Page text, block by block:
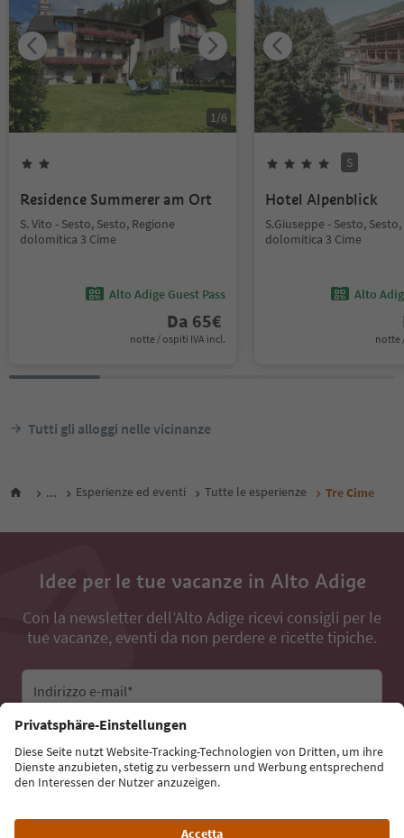
1/6
Residence Summerer am Ort
S. Vito - Sesto, Sesto, Regione
dolomitica 3 Cime
Alto Adige Guest Pass
Da 65€
notte / ospiti IVA incl.
S
Hotel Alpenblick
S.Giuseppe - Sesto,
dolomitica 3 Cime
Alto
notte
Tutti gli alloggi nelle vicinanze
... Esperienze ed eventi Tutte le esperienze Tre Cime
Idee per le tue vacanze in Alto Adige
Con la newsletter dell’Alto Adige ricevi consigli per le
tue vacanze, eventi da non perdere e ricette tipiche.
Indirizzo e-mail*
Iscriviti alla newsletter